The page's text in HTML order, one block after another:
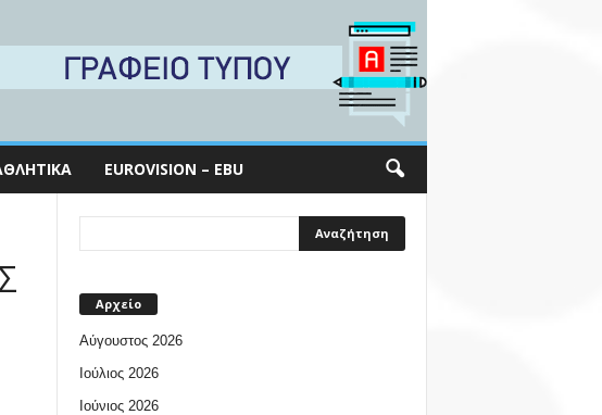
EUROVISION – EBU
Αρχείο
Αύγουστος 2026
Ιούλιος 2026
Ιούνιος 2026